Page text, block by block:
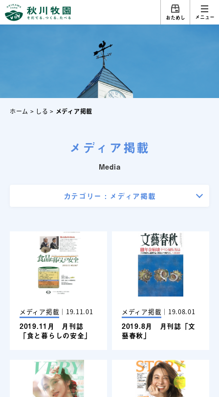
おためし メニュー
ホーム > しる > メディア掲載
メディア掲載
Media
カテゴリー : メディア掲載
メディア掲載 ｜ 19.11.01
2019.11月 月刊誌
「食と暮らしの安全」
メディア掲載 ｜ 19.08.01
2019.8月 月刊誌「文
藝春秋」